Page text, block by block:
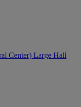
Center) Large Hall